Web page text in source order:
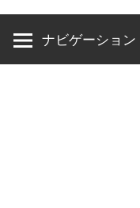
ラ
ナビゲーション